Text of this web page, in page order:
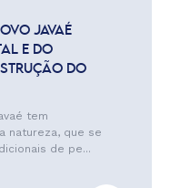
JAVAÉ
E DO
DO
tem
natureza, que se
de pe...